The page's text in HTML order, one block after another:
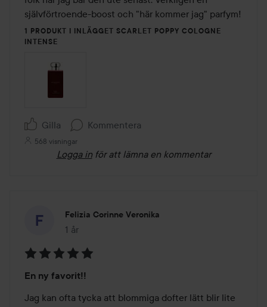
självförtroende-boost och "här kommer jag" parfym!
1 PRODUKT I INLÄGGET SCARLET POPPY COLOGNE
INTENSE
Gilla Kommentera
568 visningar
Logga in för att lämna en kommentar
Felizia Corinne Veronika
1 år
Inlägget skapades 1 år
5
av
En ny favorit!!
Jag kan ofta tycka att blommiga dofter lätt blir lite